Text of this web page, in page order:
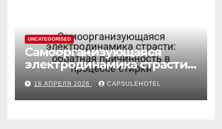
UNCATEGORISED
Самоорганизующаяся
электродинамика страсти:
обратная причинность в
процессе стирки
16 АПРЕЛЯ 2026 CAPSULEHOTEL